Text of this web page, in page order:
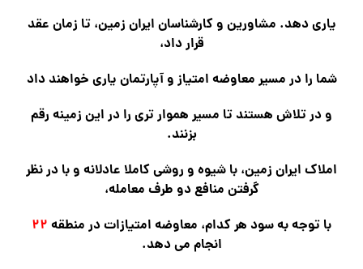
یاری دهد. مشاورین و کارشناسان ایران زمین، تا زمان عقد
قرار داد،
شما را در مسیر معاوضه امتیاز و آپارتمان یاری خواهند داد
و در تلاش هستند تا مسیر هموار تری را در این زمینه رقم
بزنند.
املاک ایران زمین، با شیوه و روشی کاملا عادلانه و با در نظر
گرفتن منافع دو طرف معامله،
با توجه به سود هر کدام، معاوضه امتیازات در منطقه ۲۲
انجام می دهد.